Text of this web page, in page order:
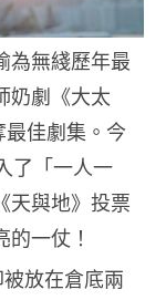
為無綫歷年最
奶劇《大太
佳劇集。今
了「一人一
天與地》投票
一仗！
放在倉底兩